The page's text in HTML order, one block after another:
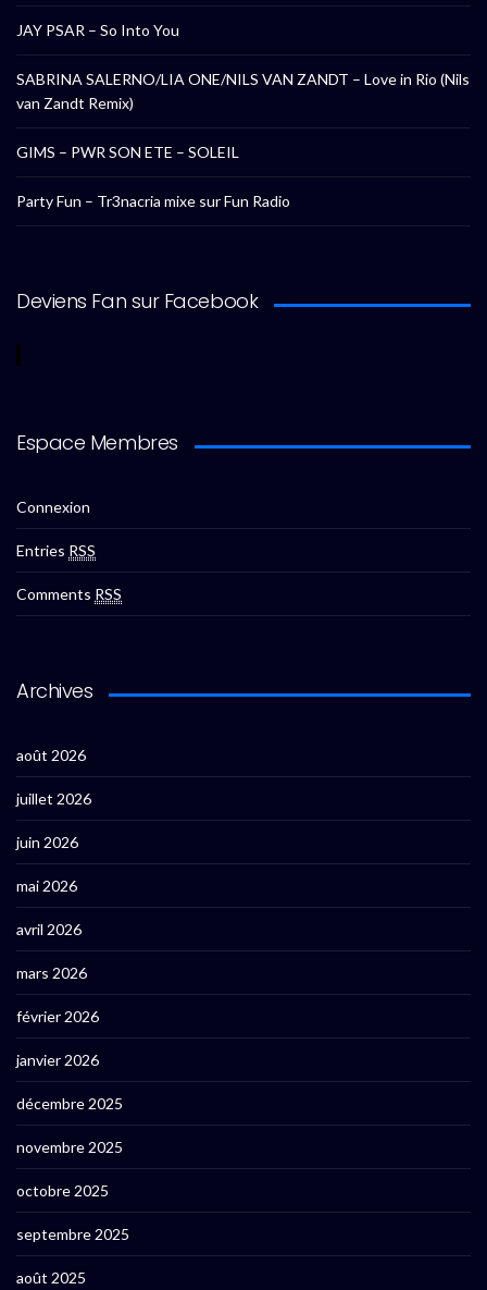
JAY PSAR – So Into You
SABRINA SALERNO/LIA ONE/NILS VAN ZANDT – Love in Rio (Nils
van Zandt Remix)
GIMS – PWR SON ETE – SOLEIL
Party Fun – Tr3nacria mixe sur Fun Radio
Deviens Fan sur Facebook
Espace Membres
Connexion
Entries RSS
Comments RSS
Archives
août 2026
juillet 2026
juin 2026
mai 2026
avril 2026
mars 2026
février 2026
janvier 2026
décembre 2025
novembre 2025
octobre 2025
septembre 2025
août 2025